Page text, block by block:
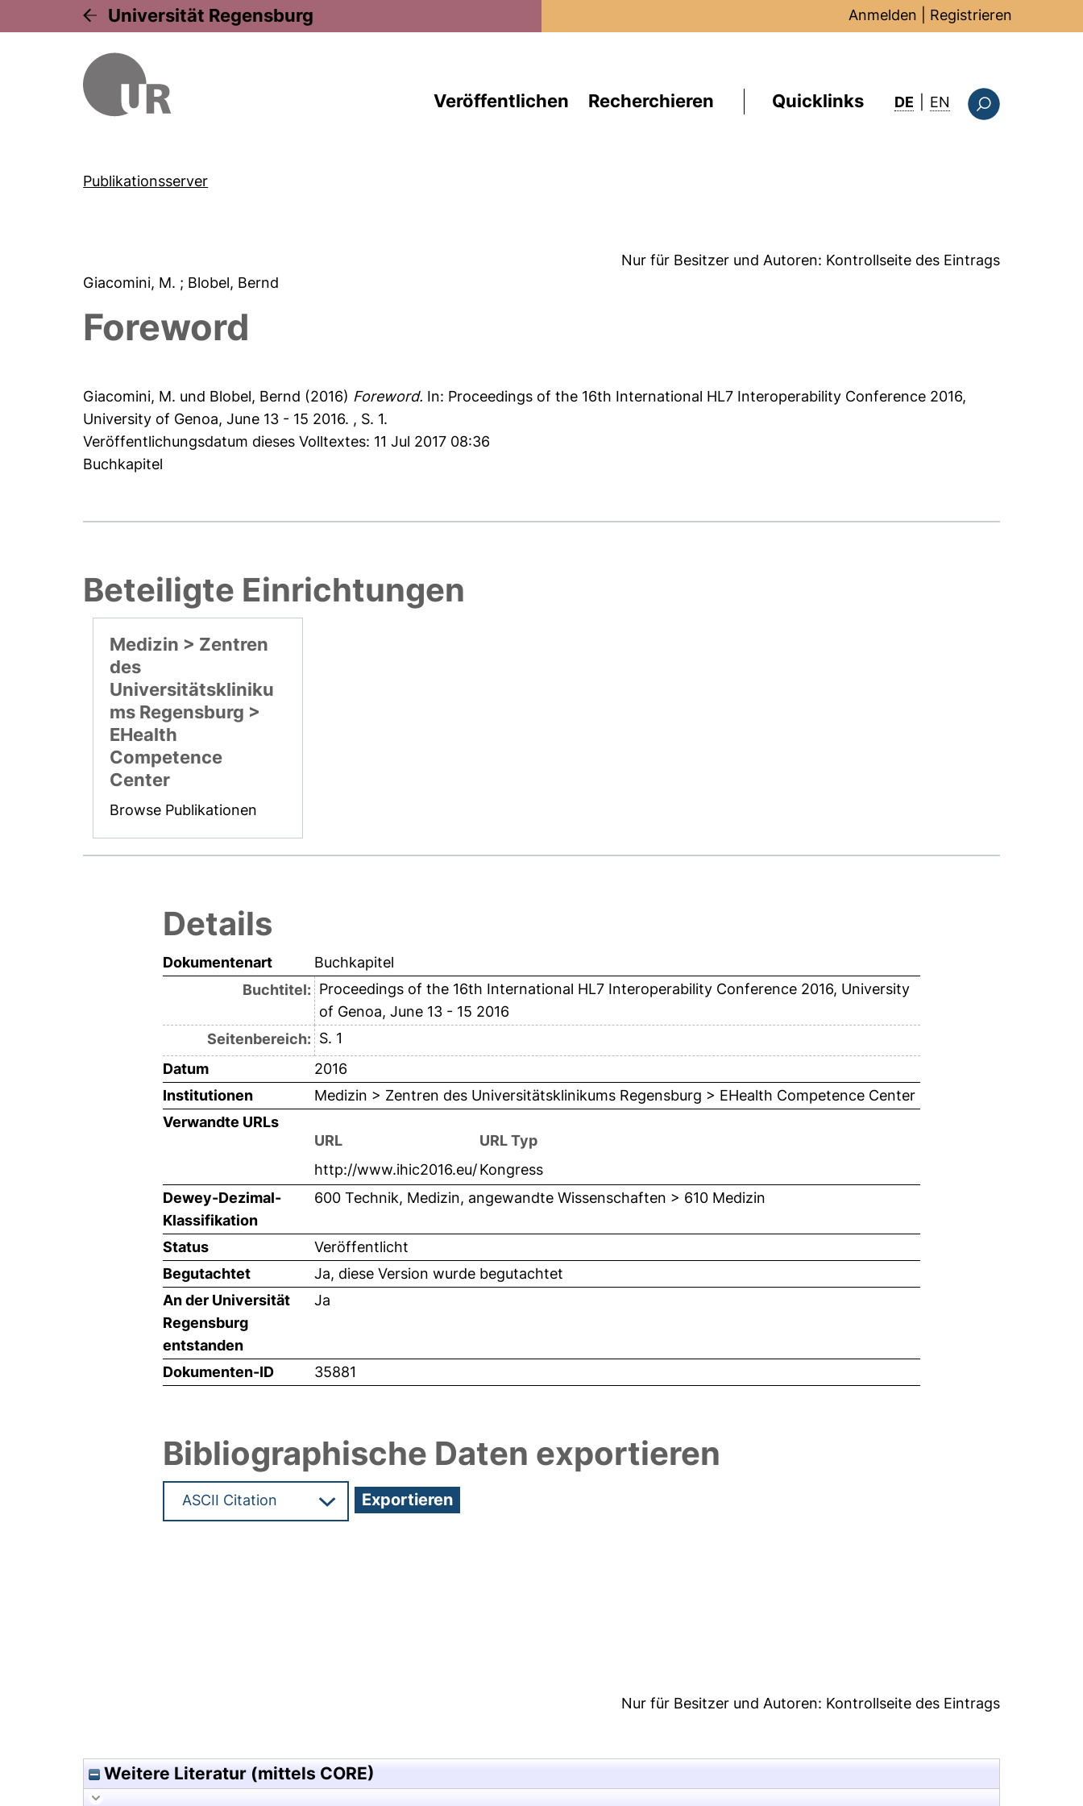
Universität Regensburg Anmelden Registrieren
Veröffentlichen Recherchieren Quicklinks DE EN : this page in
Publikationsserver
Nur für Besitzer und Autoren: Kontrollseite des Eintrags
Giacomini, M. ; Blobel, Bernd
Foreword
Giacomini, M. und Blobel, Bernd (2016) Foreword. In: Proceedings of the 16th International HL7 Interoperability Conference 2016,
University of Genoa, June 13 - 15 2016. , S. 1.
Veröffentlichungsdatum dieses Volltextes: 11 Jul 2017 08:36
Buchkapitel
Beteiligte Einrichtungen
Medizin > Zentren
des
Universitätskliniku
ms Regensburg >
EHealth
Competence
Center
Browse Publikationen
Details
Dokumentenart
Buchkapitel
Buchtitel: Proceedings of the 16th International HL7 Interoperability Conference 2016, University
of Genoa, June 13 - 15 2016
Seitenbereich: S. 1
Datum
2016
Institutionen
Medizin > Zentren des Universitätsklinikums Regensburg > EHealth Competence Center
Verwandte URLs
URL
URL Typ
http://www.ihic2016.eu/Kongress
Dewey-Dezimal-
Klassifikation
600 Technik, Medizin, angewandte Wissenschaften > 610 Medizin
Status
Veröffentlicht
Begutachtet
Ja, diese Version wurde begutachtet
An der Universität
Regensburg
entstanden
Ja
Dokumenten-ID 35881
Bibliographische Daten exportieren
Nur für Besitzer und Autoren: Kontrollseite des Eintrags
Weitere Literatur (mittels CORE)